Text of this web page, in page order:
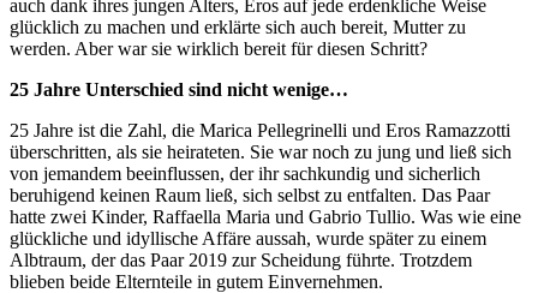
auch dank ihres jungen Alters, Eros auf jede erdenkliche Weise
glücklich zu machen und erklärte sich auch bereit, Mutter zu
werden. Aber war sie wirklich bereit für diesen Schritt?
25 Jahre Unterschied sind nicht wenige…
25 Jahre ist die Zahl, die Marica Pellegrinelli und Eros Ramazzotti
überschritten, als sie heirateten. Sie war noch zu jung und ließ sich
von jemandem beeinflussen, der ihr sachkundig und sicherlich
beruhigend keinen Raum ließ, sich selbst zu entfalten. Das Paar
hatte zwei Kinder, Raffaella Maria und Gabrio Tullio. Was wie eine
glückliche und idyllische Affäre aussah, wurde später zu einem
Albtraum, der das Paar 2019 zur Scheidung führte. Trotzdem
blieben beide Elternteile in gutem Einvernehmen.